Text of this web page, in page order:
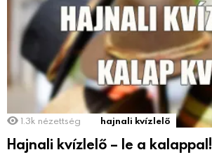
1.3k nézettség hajnali kvízlelő
Hajnali kvízlelő – le a kalappal!